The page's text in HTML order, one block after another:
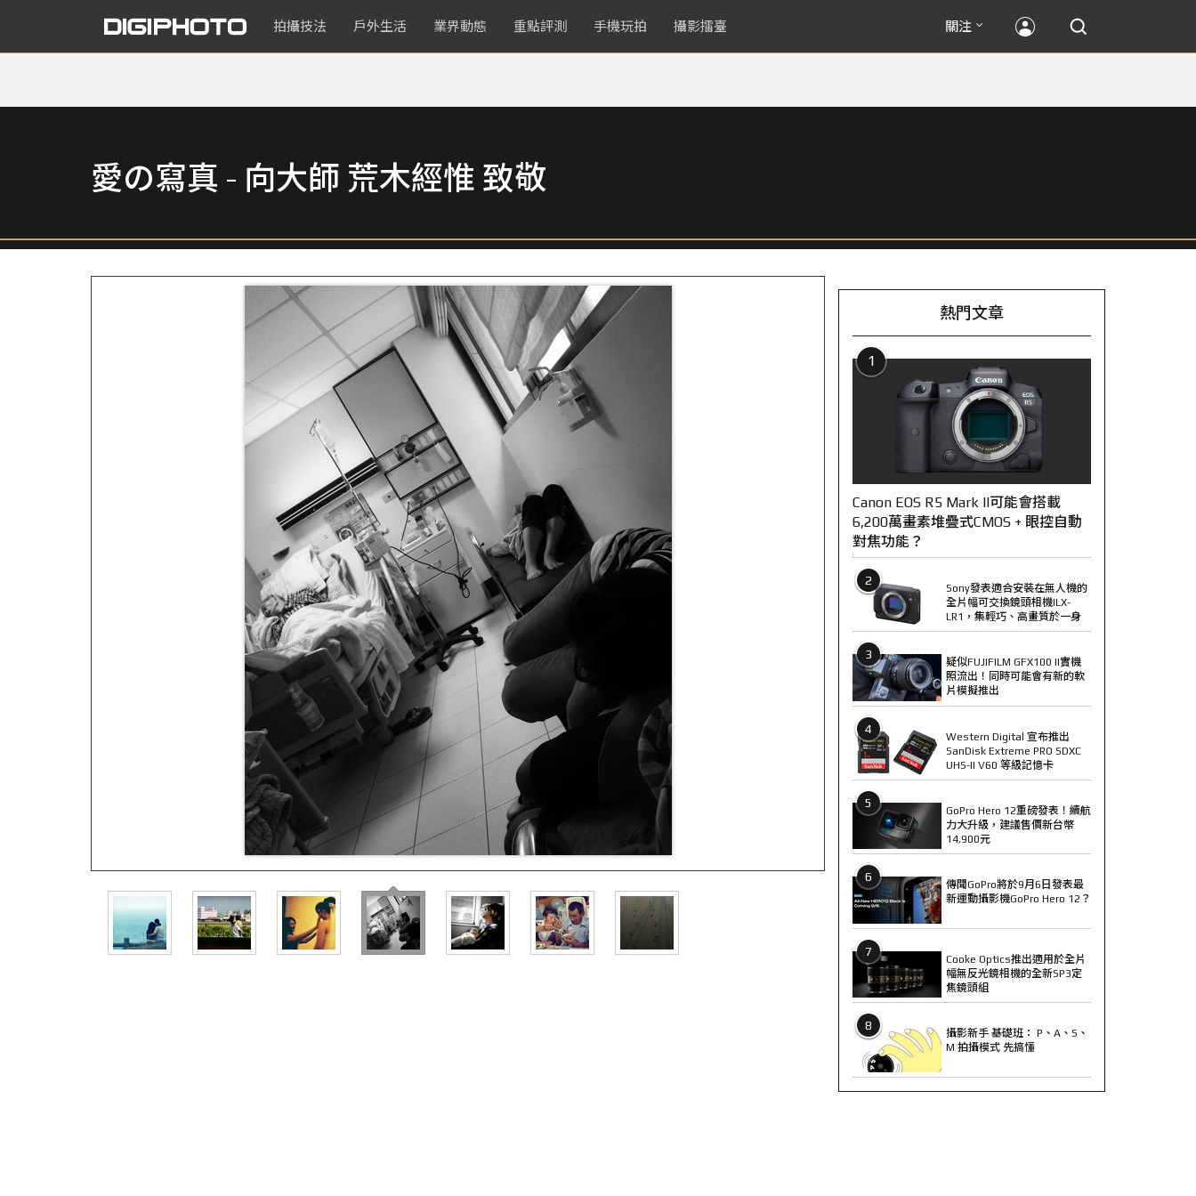
拍攝技法 戶外生活 業界動態 重點評測 手機玩拍 攝影擂臺 關注
愛の寫真 - 向大師 荒木經惟 致敬
熱門文章
1
Canon EOS R5 Mark II可能會搭載
6,200萬畫素堆疊式CMOS + 眼控自動
對焦功能？
2
Sony發表適合安裝在無人機的
全片幅可交換鏡頭相機ILX-
LR1，集輕巧、高畫質於一身
3
疑似FUJIFILM GFX100 II實機
照流出！同時可能會有新的軟
片模擬推出
4
Western Digital 宣布推出
SanDisk Extreme PRO SDXC
UHS-II V60 等級記憶卡
5
GoPro Hero 12重磅發表！續航
力大升級，建議售價新台幣
14,900元
6
傳聞GoPro將於9月6日發表最
新運動攝影機GoPro Hero 12？
7
Cooke Optics推出適用於全片
幅無反光鏡相機的全新SP3定
焦鏡頭組
8
攝影新手 基礎班： P、A、S、
M 拍攝模式 先搞懂